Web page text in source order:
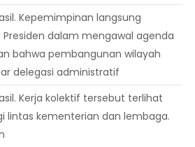
Kepemimpinan langsung
Presiden dalam mengawal agenda
bahwa pembangunan wilayah
delegasi administratif
Kerja kolektif tersebut terlihat
lintas kementerian dan lembaga.